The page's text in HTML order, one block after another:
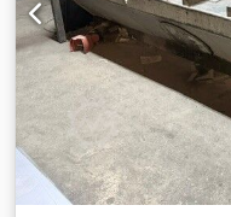
voorselectiepositie van
van de actuele waarde
van de snijhoek met
elektro-motorische
handmatige instelling
achterkant verstelbaar
1x zijstop ... 1.000 mm
beweegbare